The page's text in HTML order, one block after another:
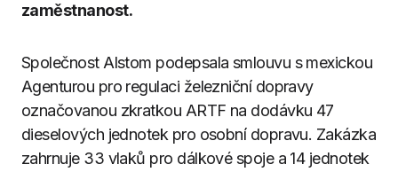
zaměstnanost.
Společnost Alstom podepsala smlouvu s mexickou
Agenturou pro regulaci železniční dopravy
označovanou zkratkou ARTF na dodávku 47
dieselových jednotek pro osobní dopravu. Zakázka
zahrnuje 33 vlaků pro dálkové spoje a 14 jednotek